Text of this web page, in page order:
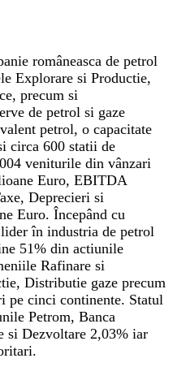
româneasca de petrol
Explorare si Productie,
precum si
de petrol si gaze
petrol, o capacitate
circa 600 statii de
veniturile din vânzari
Euro, EBITDA
Deprecieri si
Euro. Începând cu
în industria de petrol
51% din actiunile
Rafinare si
Distributie gaze precum
pe cinci continente. Statul
Petrom, Banca
si Dezvoltare 2,03% iar